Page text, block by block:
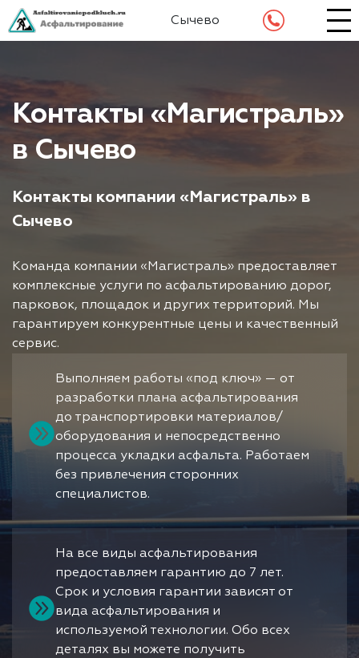
Сычево
Контакты «Магистраль»
в Сычево
Контакты компании «Магистраль» в
Сычево
Команда компании «Магистраль» предоставляет
комплексные услуги по асфальтированию дорог,
парковок, площадок и других территорий. Мы
гарантируем конкурентные цены и качественный
сервис.
Выполняем работы «под ключ» — от
разработки плана асфальтирования
до транспортировки материалов/
оборудования и непосредственно
процесса укладки асфальта. Работаем
без привлечения сторонних
специалистов.
На все виды асфальтирования
предоставляем гарантию до 7 лет.
Срок и условия гарантии зависят от
вида асфальтирования и
используемой технологии. Обо всех
деталях вы можете получить